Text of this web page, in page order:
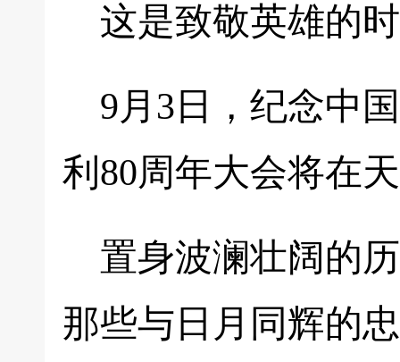
这是致敬英雄的
9月3日，纪念中
利80周年大会将在
置身波澜壮阔的
那些与日月同辉的